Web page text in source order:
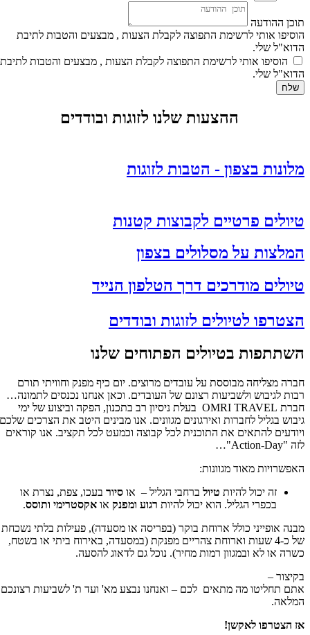
תוכן ההודעה
הוסיפו אותי לרשימת התפוצה לקבלת הצעות , מבצעים והטבות לתיבת
הדוא"ל שלי.
הוסיפו אותי לרשימת התפוצה לקבלת הצעות , מבצעים והטבות לתיבת
הדוא"ל שלי.
שלח
ההצעות שלנו לזוגות ובודדים
מלונות בצפון - הטבות לזוגות
טיולים פרטיים לקבוצות קטנות
המלצות על מסלולים בצפון
טיולים מודרכים דרך הטלפון הנייד
הצטרפו לטיולים לזוגות ובודדים
השתתפות בטיולים הפתוחים שלנו
חברה מצליחה מבוססת על עובדים מרוצים. יום כיף מפנק וחוויתי תורם
רבות לגיבוש ולשביעות רצונם של העובדים. וכאן אנחנו נכנסים לתמונה…
חברת OMRI TRAVEL בעלת ניסיון רב בתכנון, הפקה וביצוע של ימי
גיבוש בגליל לחברות ואירגונים מגוונים. אנו מבינים היטב את הצרכים שלכם
ויודעים להתאים את התוכנית לכל קבוצה וכמעט לכל תקציב. אנו קוראים
לזה "Action-Day"…
האפשרויות מאוד מגוונות:
זה יכול להיותטיולברחבי הגליל – אוסיורבעכו, צפת, נצרת או
בכפרי הגליל. הוא יכול להיותרגוע ומפנקאואקסטרימי ותוסס.
מבנה אופייני כולל ארוחת בוקר (בפריסה או מסעדה), פעילות בלתי נשכחת
של כ-4 שעות וארוחת צהריים מפנקת (במסעדה, באירוח ביתי או בשטח,
כשרה או לא ובמגוון רמות מחיר). נוכל גם לדאוג להסעה.
בקיצור –
אתם תחליטו מה מתאים לכם – ואנחנו נבצע מא' ועד ת' לשביעות רצונכם
המלאה.
אז הצטרפו לאקשן!